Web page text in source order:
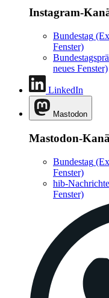
Instagram-
Bundestag
Fenster)
neues Fenster)
LinkedIn
Mastodon
Mastodon-
Bundestag
Fenster)
hib-
Fenster)